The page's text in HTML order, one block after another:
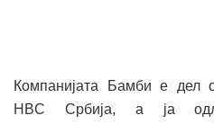
Компанијата Бамби е дел
HBC Србија, а ја